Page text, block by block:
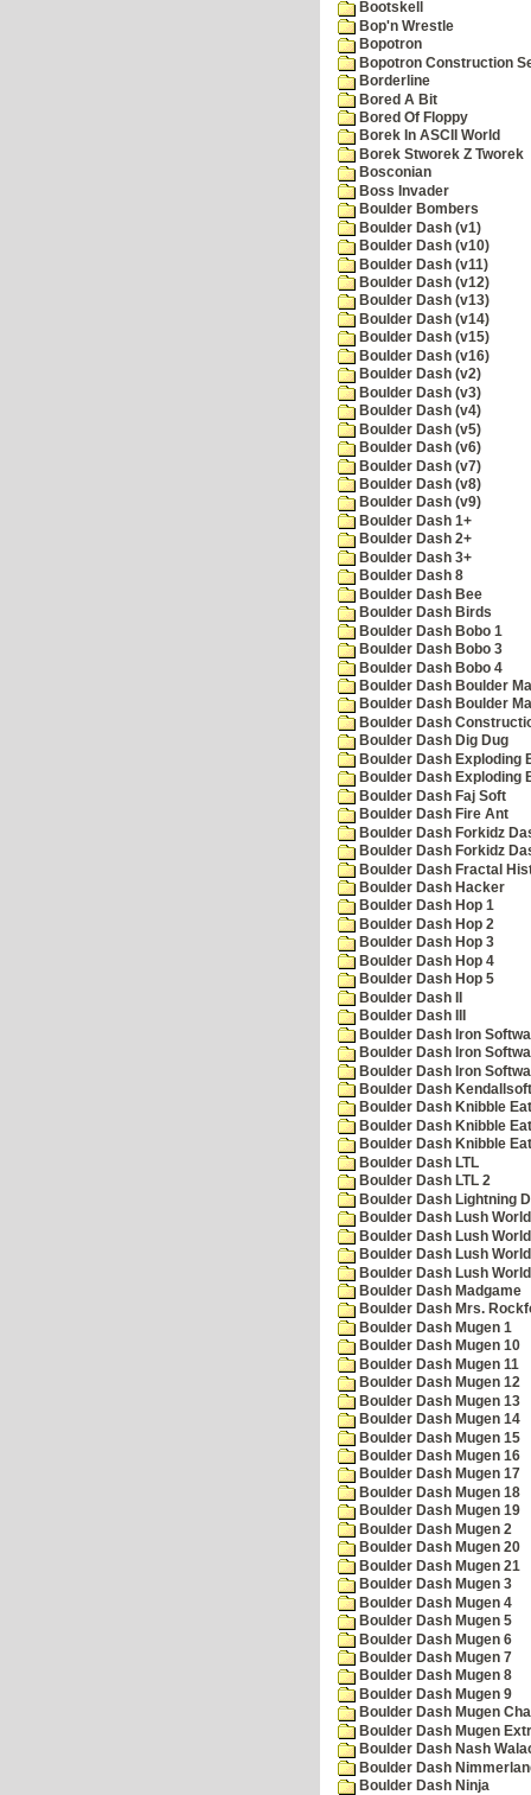
Bootskell
Bop'n Wrestle
Bopotron
Bopotron Construction
Borderline
Bored A Bit
Bored Of Floppy
Borek In ASCII World
Borek Stworek Z Tworek
Bosconian
Boss Invader
Boulder Bombers
Boulder Dash (v1)
Boulder Dash (v10)
Boulder Dash (v11)
Boulder Dash (v12)
Boulder Dash (v13)
Boulder Dash (v14)
Boulder Dash (v15)
Boulder Dash (v16)
Boulder Dash (v2)
Boulder Dash (v3)
Boulder Dash (v4)
Boulder Dash (v5)
Boulder Dash (v6)
Boulder Dash (v7)
Boulder Dash (v8)
Boulder Dash (v9)
Boulder Dash 1+
Boulder Dash 2+
Boulder Dash 3+
Boulder Dash 8
Boulder Dash Bee
Boulder Dash Birds
Boulder Dash Bobo 1
Boulder Dash Bobo 3
Boulder Dash Bobo 4
Boulder Dash Boulder
Boulder Dash Boulder
Boulder Dash
Boulder Dash Dig Dug
Boulder Dash Exploding
Boulder Dash Exploding
Boulder Dash Faj Soft
Boulder Dash Fire Ant
Boulder Dash Forkidz
Boulder Dash Forkidz
Boulder Dash Fractal
Boulder Dash Hacker
Boulder Dash Hop 1
Boulder Dash Hop 2
Boulder Dash Hop 3
Boulder Dash Hop 4
Boulder Dash Hop 5
Boulder Dash II
Boulder Dash III
Boulder Dash Iron
Boulder Dash Iron
Boulder Dash Iron
Boulder Dash
Boulder Dash Knibble
Boulder Dash Knibble
Boulder Dash Knibble
Boulder Dash LTL
Boulder Dash LTL 2
Boulder Dash Lightning
Boulder Dash Lush
Boulder Dash Lush
Boulder Dash Lush
Boulder Dash Lush
Boulder Dash Madgame
Boulder Dash Mrs.
Boulder Dash Mugen 1
Boulder Dash Mugen 10
Boulder Dash Mugen 11
Boulder Dash Mugen 12
Boulder Dash Mugen 13
Boulder Dash Mugen 14
Boulder Dash Mugen 15
Boulder Dash Mugen 16
Boulder Dash Mugen 17
Boulder Dash Mugen 18
Boulder Dash Mugen 19
Boulder Dash Mugen 2
Boulder Dash Mugen 20
Boulder Dash Mugen 21
Boulder Dash Mugen 3
Boulder Dash Mugen 4
Boulder Dash Mugen 5
Boulder Dash Mugen 6
Boulder Dash Mugen 7
Boulder Dash Mugen 8
Boulder Dash Mugen 9
Boulder Dash Mugen
Boulder Dash Mugen
Boulder Dash Nash
Boulder Dash
Boulder Dash Ninja